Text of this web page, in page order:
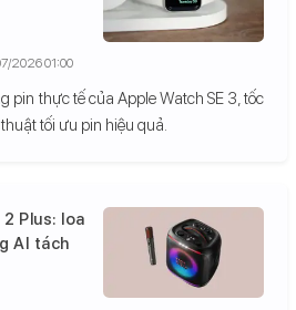
pin thực tế của Apple Watch SE 3, tốc
tối ưu pin hiệu quả.
2026 01:00
Plus: loa
AI tách